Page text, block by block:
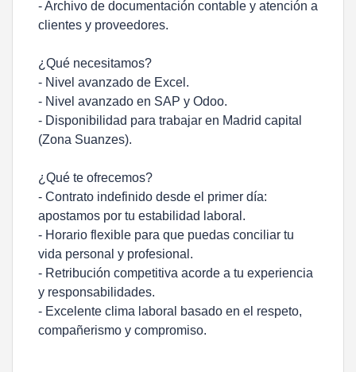
- Archivo de documentación contable y atención a
clientes y proveedores.
¿Qué necesitamos?
- Nivel avanzado de Excel.
- Nivel avanzado en SAP y Odoo.
- Disponibilidad para trabajar en Madrid capital
(Zona Suanzes).
¿Qué te ofrecemos?
- Contrato indefinido desde el primer día:
apostamos por tu estabilidad laboral.
- Horario flexible para que puedas conciliar tu
vida personal y profesional.
- Retribución competitiva acorde a tu experiencia
y responsabilidades.
- Excelente clima laboral basado en el respeto,
compañerismo y compromiso.